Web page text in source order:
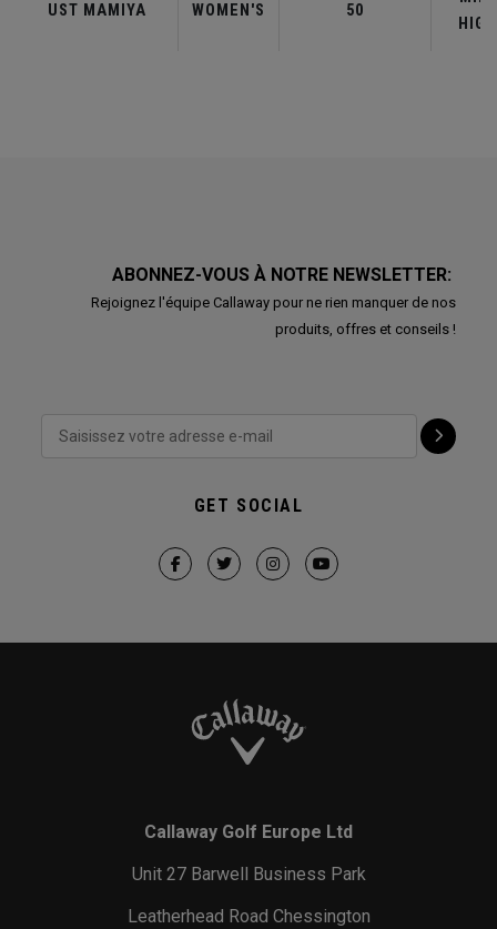
UST MAMIYA WOMEN'S 50
HIGH
ABONNEZ-VOUS À NOTRE NEWSLETTER:
Rejoignez l'équipe Callaway pour ne rien manquer de nos
produits, offres et conseils !
GET SOCIAL
Callaway Golf Europe Ltd
Unit 27 Barwell Business Park
Leatherhead Road Chessington